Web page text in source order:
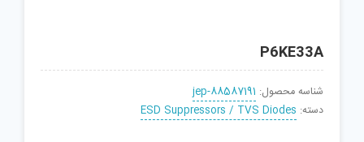
P6KE33A
شناسه محصول: jep-88587191
دسته: ESD Suppressors / TVS Diodes